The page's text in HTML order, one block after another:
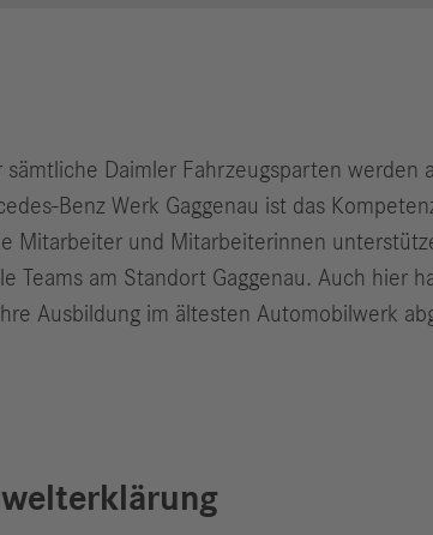
sämtliche Daimler Fahrzeugsparten
Benz Werk Gaggenau ist das
Mitarbeiter und Mitarbeiterinnen
Teams am Standort Gaggenau. Auch hier
Ausbildung im ältesten Automobilwerk